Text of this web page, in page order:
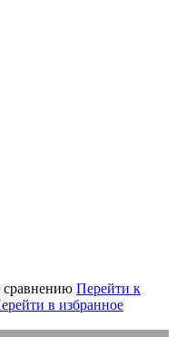
сравнению Перейти к
в избранное